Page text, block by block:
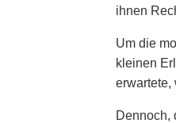
ihnen
Um die
kleinen
erwartete,
Dennoch,